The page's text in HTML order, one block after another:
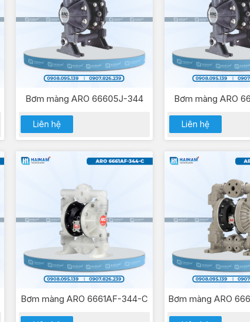
Bơm màng ARO 66605J-344
Liên hệ
Bơm màng ARO
Liên hệ
Bơm màng ARO 6661AF-344-C Bơm màng ARO